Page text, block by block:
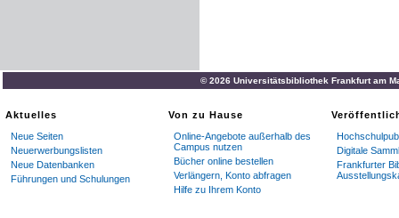
© 2026 Universitätsbibliothek Frankfurt am
Aktuelles
Neue Seiten
Neuerwerbungslisten
Neue Datenbanken
Führungen und Schulungen
Von zu Hause
Online-Angebote außerhalb des
Campus nutzen
Bücher online bestellen
Verlängern, Konto abfragen
Hilfe zu Ihrem Konto
Digitale
Frankfurter